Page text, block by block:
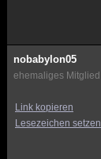
nobabylon05
ehemaliges Mitglied
Link kopieren
Lesezeichen setzen